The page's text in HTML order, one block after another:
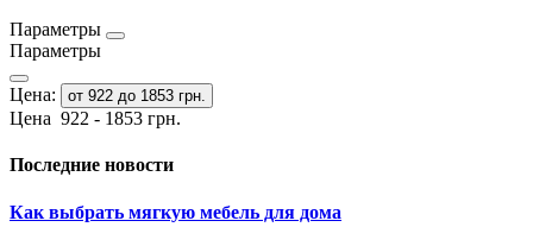
Параметры
Параметры
Цена: от 922 до 1853 грн.
Цена 922 - 1853 грн.
Последние новости
Как выбрать мягкую мебель для дома